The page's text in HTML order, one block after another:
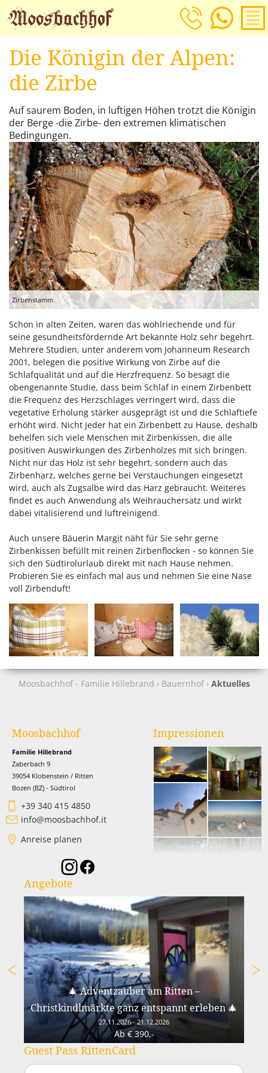
Jetzt Anfragen!
Die Königin der Alpen:
die Zirbe
Auf saurem Boden, in luftigen Höhen trotzt die Königin
der Berge -die Zirbe- den extremen klimatischen
Bedingungen.
Zirbenstamm
Schon in alten Zeiten, waren das wohlriechende und für
seine gesundheitsfördernde Art bekannte Holz sehr begehrt.
Mehrere Studien, unter anderem vom Johanneum Research
2001, belegen die positive Wirkung von Zirbe auf die
Schlafqualität und auf die Herzfrequenz. So besagt die
obengenannte Studie, dass beim Schlaf in einem Zirbenbett
die Frequenz des Herzschlages verringert wird, dass die
vegetative Erholung stärker ausgeprägt ist und die Schlaftiefe
erhöht wird. Nicht jeder hat ein Zirbenbett zu Hause, deshalb
behelfen sich viele Menschen mit Zirbenkissen, die alle
positiven Auswirkungen des Zirbenholzes mit sich bringen.
Nicht nur das Holz ist sehr begehrt, sondern auch das
Zirbenharz, welches gerne bei Verstauchungen eingesetzt
wird, auch als Zugsalbe wird das Harz gebraucht. Weiteres
findet es auch Anwendung als Weihrauchersatz und wirkt
dabei vitalisierend und luftreinigend.
Auch unsere Bäuerin Margit näht für Sie sehr gerne
Zirbenkissen befüllt mit reinen Zirbenflocken - so können Sie
sich den Südtirolurlaub direkt mit nach Hause nehmen.
Probieren Sie es einfach mal aus und nehmen Sie eine Nase
voll Zirbenduft!
Moosbachhof - Familie Hillebrand › Bauernhof› Aktuelles
Moosbachhof
Familie Hillebrand
Zaberbach 9
39054 Klobenstein / Ritten
Bozen (BZ) - Südtirol
+39 340 415 4850
info@moosbachhof.it
Anreise planen
Angebote
🎄 Adventzauber am Ritten –
Christkindlmärkte ganz entspannt erleben 🎄
27.11.2026 - 21.12.2026
Ab € 390,-
Impressionen
Guest Pass RittenCard